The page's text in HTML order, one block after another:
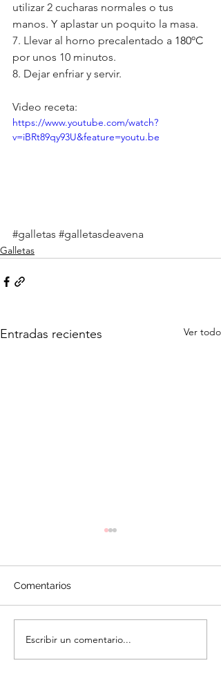
utilizar 2 cucharas normales o tus
manos. Y aplastar un poquito la masa.
7. Llevar al horno precalentado a 180ºC
por unos 10 minutos.
8. Dejar enfriar y servir.
Video receta:
https://www.youtube.com/watch?
v=iBRt89qy93U&feature=youtu.be
#galletas #galletasdeavena
Galletas
Entradas recientes Ver todo
Galletas con Mermelada
Comentarios
Escribir un comentario...